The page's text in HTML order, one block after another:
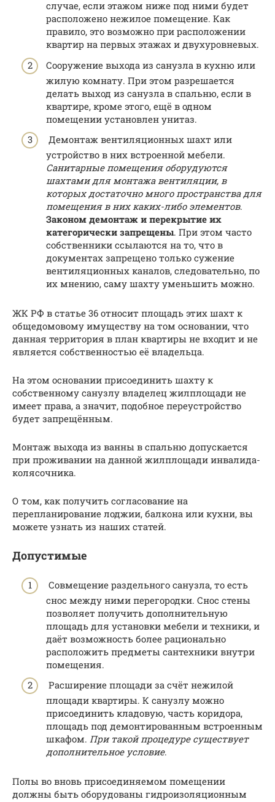
случае, если этажом ниже под ними будет
расположено нежилое помещение. Как
правило, это возможно при расположении
квартир на первых этажах и двухуровневых.
Сооружение выхода из санузла в кухню или
жилую комнату. При этом разрешается
делать выход из санузла в спальню, если в
квартире, кроме этого, ещё в одном
помещении установлен унитаз.
Демонтаж вентиляционных шахт или
устройство в них встроенной мебели.
Санитарные помещения оборудуются
шахтами для монтажа вентиляции, в
которых достаточно много пространства для
помещения в них каких-либо элементов.
Законом демонтаж и перекрытие их
категорически запрещены. При этом часто
собственники ссылаются на то, что в
документах запрещено только сужение
вентиляционных каналов, следовательно, по
их мнению, саму шахту уменьшить можно.
ЖК РФ в статье 36 относит площадь этих шахт к
общедомовому имуществу на том основании, что
данная территория в план квартиры не входит и не
является собственностью её владельца.
На этом основании присоединить шахту к
собственному санузлу владелец жилплощади не
имеет права, а значит, подобное переустройство
будет запрещённым.
Монтаж выхода из ванны в спальню допускается
при проживании на данной жилплощади инвалида-
колясочника.
О том, как получить согласование на
перепланирование лоджии, балкона или кухни, вы
можете узнать из наших статей.
Допустимые
Совмещение раздельного санузла, то есть
снос между ними перегородки. Снос стены
позволяет получить дополнительную
площадь для установки мебели и техники, и
даёт возможность более рационально
расположить предметы сантехники внутри
помещения.
Расширение площади за счёт нежилой
площади квартиры. К санузлу можно
присоединить кладовую, часть коридора,
площадь под демонтированным встроенным
шкафом. При такой процедуре существует
дополнительное условие.
Полы во вновь присоединяемом помещении
должны быть оборудованы гидроизоляционным